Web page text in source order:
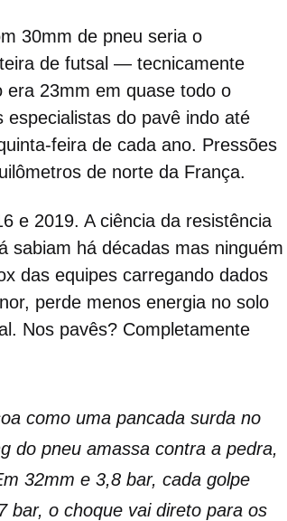
30mm de pneu seria o
de futsal — tecnicamente
23mm em quase todo o
do pavê indo até
feira de cada ano. Pressões
de norte da França.
e 2019. A ciência da resistência
há décadas mas ninguém
das equipes carregando dados
perde menos energia no solo
Nos pavês? Completamente
como uma pancada surda no
do pneu amassa contra a pedra,
32mm e 3,8 bar, cada golpe
bar, o choque vai direto para os